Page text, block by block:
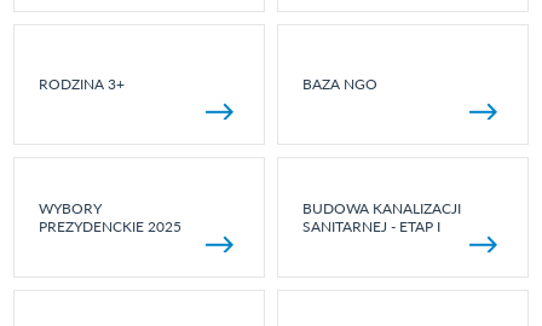
RODZINA 3+ BAZA NGO
WYBORY
PREZYDENCKIE 2025
BUDOWA KANALIZACJI
SANITARNEJ - ETAP I